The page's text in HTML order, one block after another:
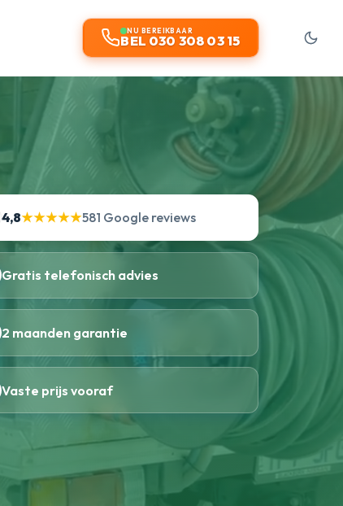
NU BEREIKBAAR
BEL 030 308 03 15
4,8★★★★★581 Google reviews
Gratis telefonisch advies
2 maanden garantie
Vaste prijs vooraf